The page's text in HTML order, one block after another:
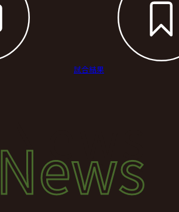
試合結果
Newsニュース
News